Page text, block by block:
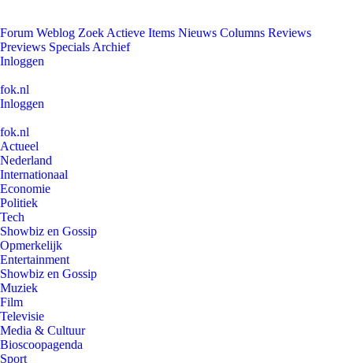
Forum Weblog Zoek Actieve Items Nieuws Columns Reviews
Previews Specials Archief
Inloggen
fok.nl
Inloggen
fok.nl
Actueel
Nederland
Internationaal
Economie
Politiek
Tech
Showbiz en Gossip
Opmerkelijk
Entertainment
Showbiz en Gossip
Muziek
Film
Televisie
Media & Cultuur
Bioscoopagenda
Sport